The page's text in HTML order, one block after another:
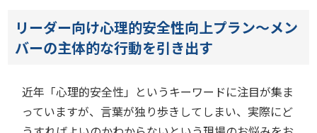
リーダー向け心理的安全性向上プラン～メン
バーの主体的な行動を引き出す
近年「心理的安全性」というキーワードに注目が集ま
っていますが、言葉が独り歩きしてしまい、実際にど